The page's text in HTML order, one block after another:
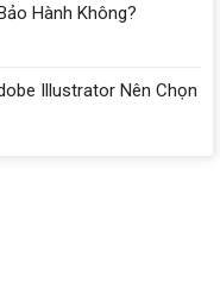
Hành Không?
Illustrator Nên Chọn